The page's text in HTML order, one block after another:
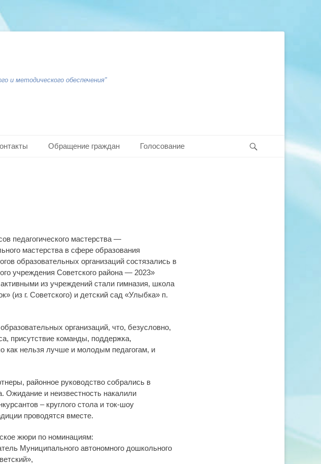
и методического обеспечения"
Обращение граждан Голосование
Search
педагогического мастерства —
мастерства в сфере образования
образовательных организаций состязались в
учреждения Советского района — 2023»
из учреждений стали гимназия, школа
(из г. Советского) и детский сад «Улыбка» п.
организаций, что, безусловно,
присутствие команды, поддержка,
как нельзя лучше и молодым педагогам, и
районное руководство собрались в
Ожидание и неизвестность накалили
– круглого стола и ток-шоу
проводятся вместе.
жюри по номинациям:
Муниципального автономного дошкольного